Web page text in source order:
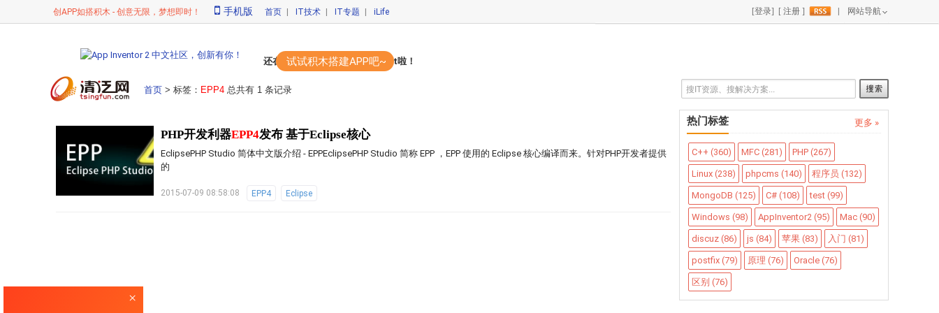
创APP如搭积木 - 创意无限，梦想即时！ 手机版 首页 IT技术 IT专题 iLife 网站导航
还在苦苦敲代码开发APP？你out啦！
试试积木搭建APP吧~
首页 > 标签： EPP4 总共有 1 条记录
PHP开发利器EPP4发布 基于Eclipse核心
EclipsePHP Studio 简体中文版介绍 - EPPEclipsePHP Studio 简称 EPP ，EPP 使用的 Eclipse 核心编译而来。针对PHP开发者提供
的
2015-07-09 08:58:08 EPP4 Eclipse
热门标签 更多 »
C++ (360) MFC (281) PHP (267)
Linux (238) phpcms (140) 程序员 (132)
MongoDB (125) C# (108) test (99)
Windows (98) AppInventor2 (95) Mac (90)
discuz (86) js (84) 苹果 (83) 入门 (81)
postfix (79) 原理 (76) Oracle (76)
区别 (76)